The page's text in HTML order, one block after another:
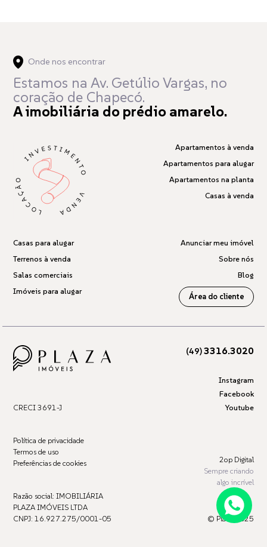
Onde nos encontrar
Estamos na Av. Getúlio Vargas, no
coração de Chapecó.
A imobiliária do prédio amarelo.
Apartamentos à venda
Apartamentos para alugar
Apartamentos na planta
Casas à venda
Casas para alugar
Terrenos à venda
Salas comerciais
Imóveis para alugar
Anunciar meu imóvel
Sobre nós
Blog
Área do cliente
CRECI 3691-J
(49)3316.3020
Instagram
Facebook
Youtube
Política de privacidade
Termos de uso
Preferências de cookies
Razão social: IMOBILIÁRIA
PLAZA IMÓVEIS LTDA
CNPJ: 16.927.275/0001-05
2op Digital
Sempre criando
algo incrível
© Plaza 2025